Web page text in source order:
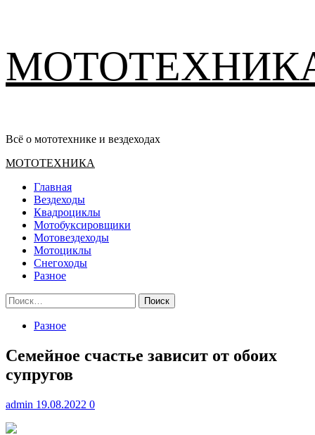
содержимому
Всё о мототехнике и вездеходах
Основное
МОТОТЕХНИКА
Главная
Вездеходы
Квадроциклы
Мотобуксировщики
Мотовездеходы
Мотоциклы
Снегоходы
Разное
Найти:
Разное
Семейное счастье зависит от обоих
супругов
admin 19.08.2022 0